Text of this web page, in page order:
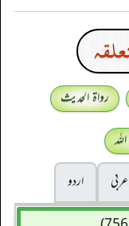
رواۃ الحدیث
عربی
اردو